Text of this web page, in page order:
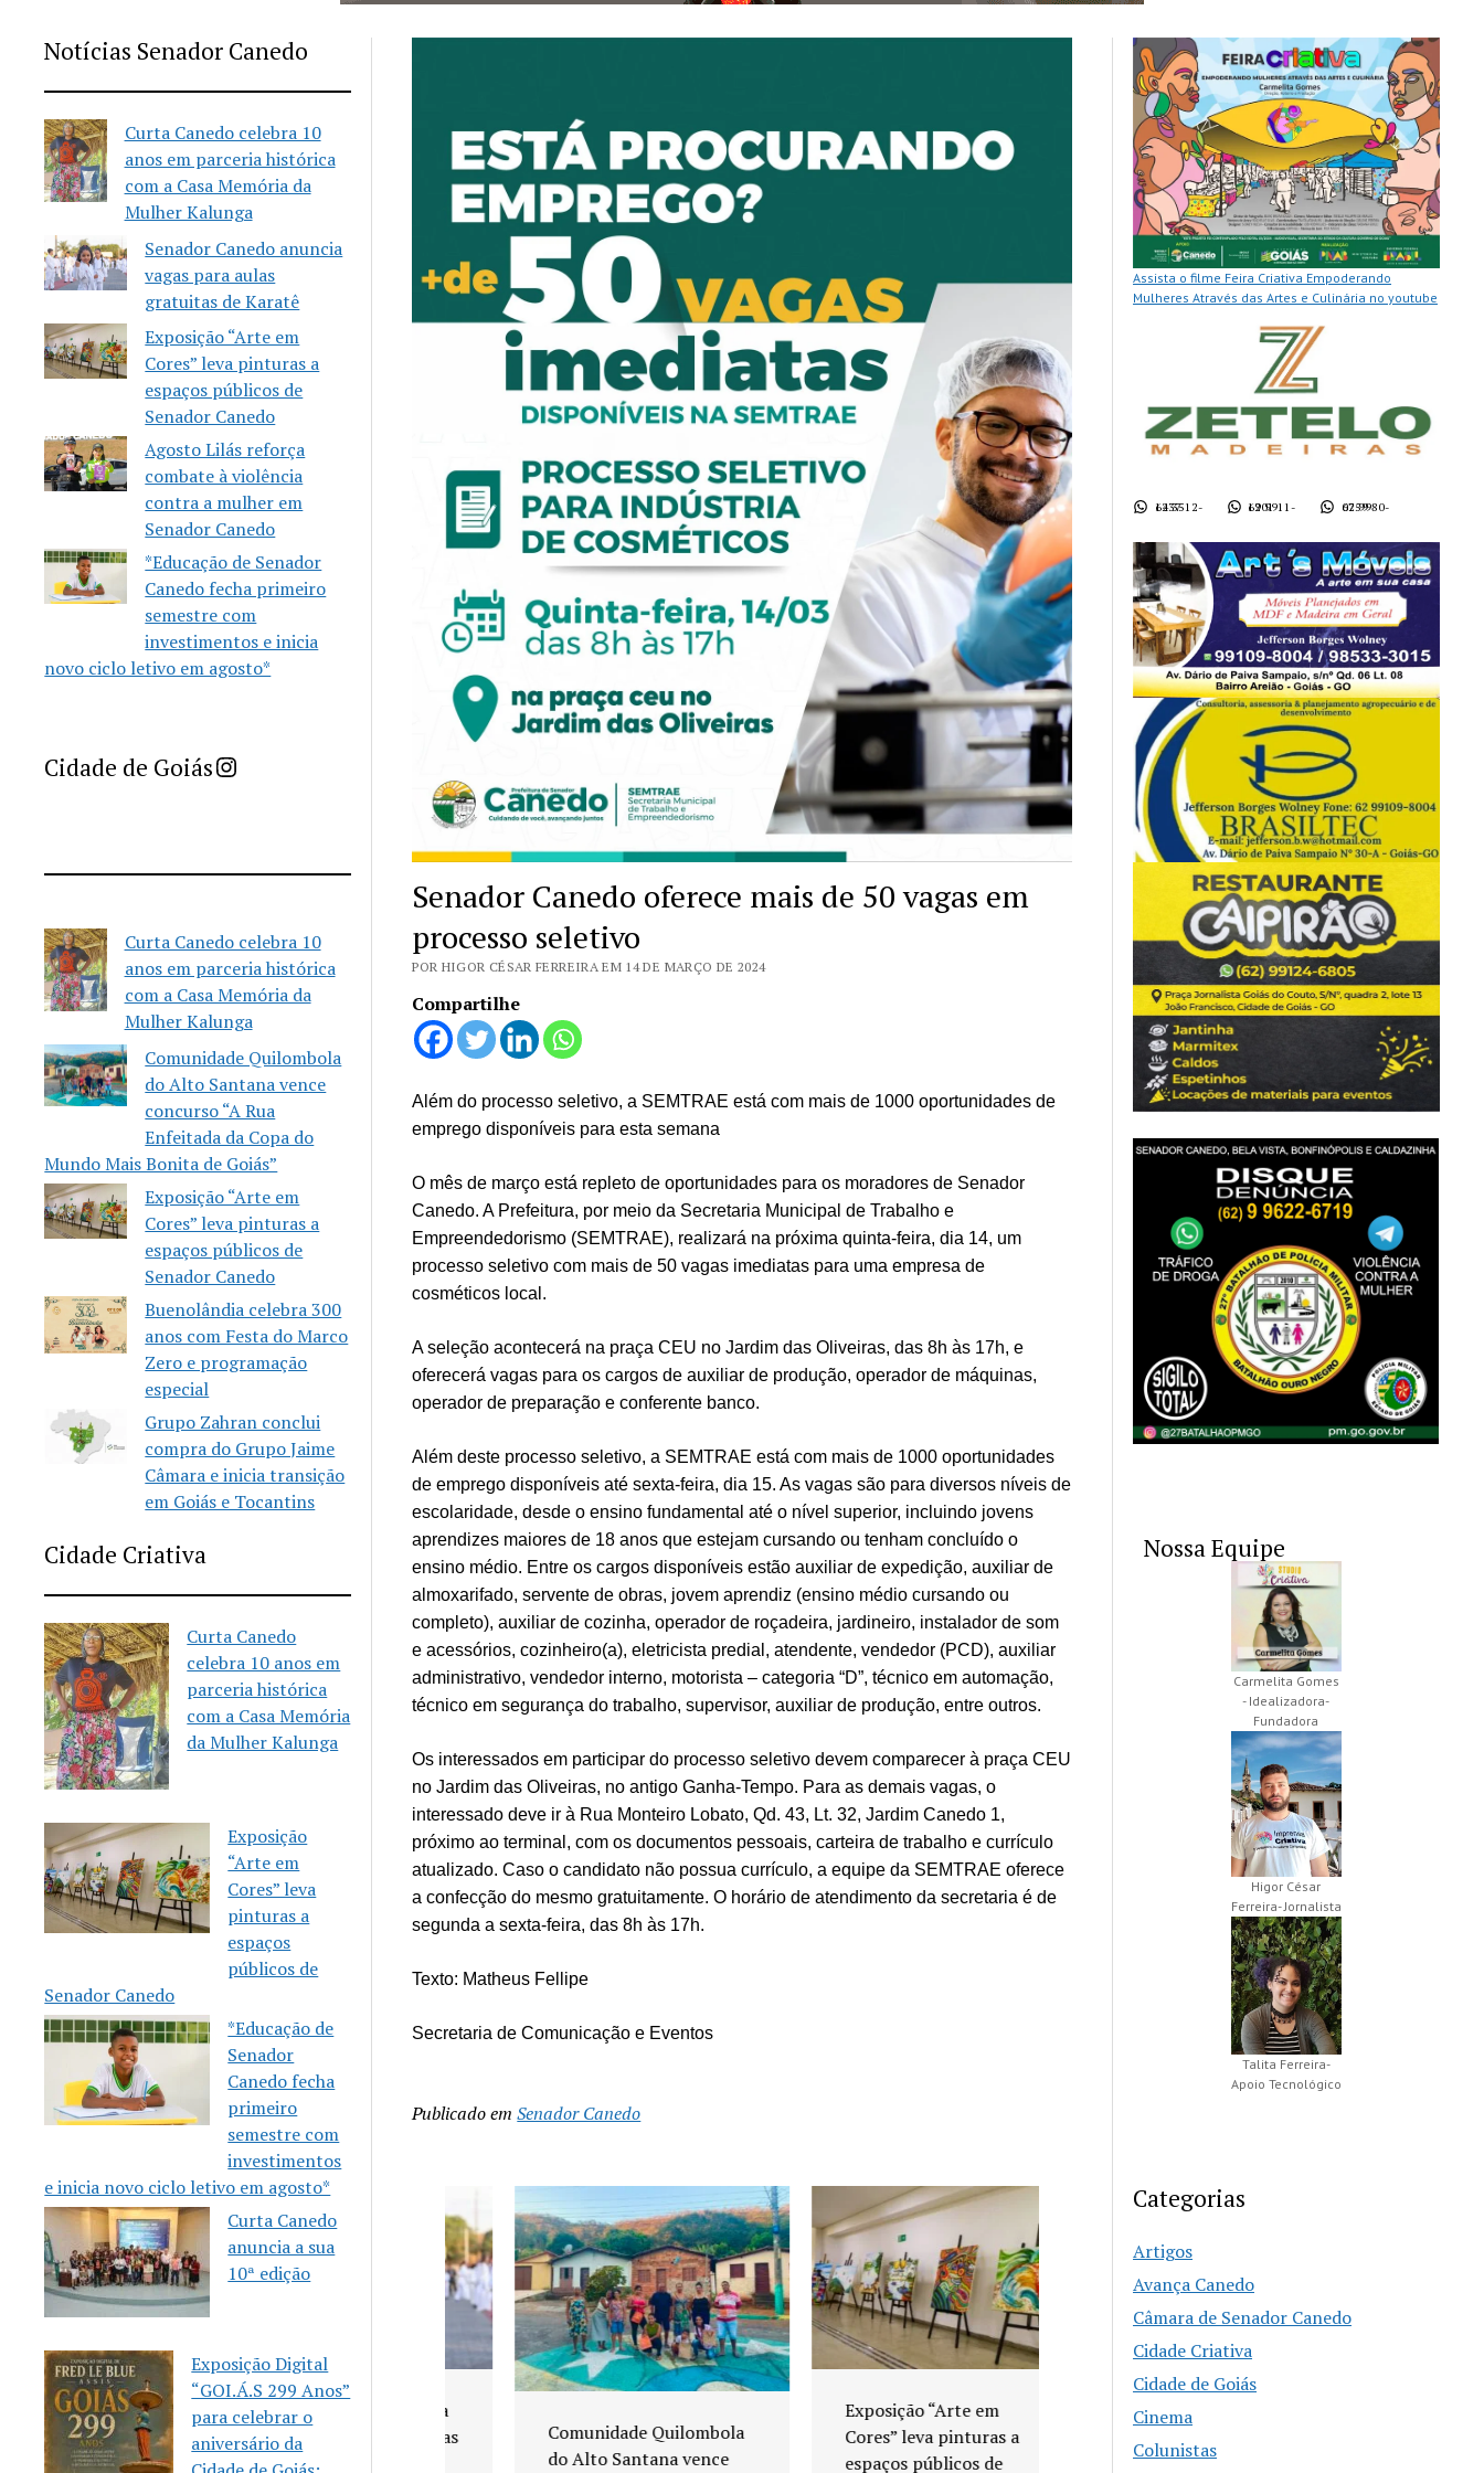
Notícias Senador Canedo
Curta Canedo celebra 10
anos em parceria histórica
com a Casa Memória da
Mulher Kalunga
Senador Canedo anuncia
vagas para aulas
gratuitas de Karatê
Exposição “Arte em
Cores” leva pinturas a
espaços públicos de
Senador Canedo
Agosto Lilás reforça
combate à violência
contra a mulher em
Senador Canedo
*Educação de Senador
Canedo fecha primeiro
semestre com
investimentos e inicia
novo ciclo letivo em agosto*
Cidade de GoiásImprensa Criativa da Cidade de Goiás
Curta Canedo celebra 10
anos em parceria histórica
com a Casa Memória da
Mulher Kalunga
Comunidade Quilombola
do Alto Santana vence
concurso “A Rua
Enfeitada da Copa do
Mundo Mais Bonita de Goiás”
Exposição “Arte em
Cores” leva pinturas a
espaços públicos de
Senador Canedo
Buenolândia celebra 300
anos com Festa do Marco
Zero e programação
especial
Grupo Zahran conclui
compra do Grupo Jaime
Câmara e inicia transição
em Goiás e Tocantins
Cidade Criativa
Curta Canedo
celebra 10 anos em
parceria histórica
com a Casa Memória
da Mulher Kalunga
Exposição
“Arte em
Cores” leva
pinturas a
espaços
públicos de
Senador Canedo
*Educação de
Senador
Canedo fecha
primeiro
semestre com
investimentos
e inicia novo ciclo letivo em agosto*
Curta Canedo
anuncia a sua
10ª edição
Exposição Digital
“GOI.Á.S 299 Anos”
para celebrar o
aniversário da
Senador Canedo oferece mais de 50 vagas em
processo seletivo
POR HIGOR CÉSAR FERREIRA EM 14 DE MARÇO DE 2024
Compartilhe
Além do processo seletivo, a SEMTRAE está com mais de 1000 oportunidades de
emprego disponíveis para esta semana
O mês de março está repleto de oportunidades para os moradores de Senador
Canedo. A Prefeitura, por meio da Secretaria Municipal de Trabalho e
Empreendedorismo (SEMTRAE), realizará na próxima quinta-feira, dia 14, um
processo seletivo com mais de 50 vagas imediatas para uma empresa de
cosméticos local.
A seleção acontecerá na praça CEU no Jardim das Oliveiras, das 8h às 17h, e
oferecerá vagas para os cargos de auxiliar de produção, operador de máquinas,
operador de preparação e conferente banco.
Além deste processo seletivo, a SEMTRAE está com mais de 1000 oportunidades
de emprego disponíveis até sexta-feira, dia 15. As vagas são para diversos níveis de
escolaridade, desde o ensino fundamental até o nível superior, incluindo jovens
aprendizes maiores de 18 anos que estejam cursando ou tenham concluído o
ensino médio. Entre os cargos disponíveis estão auxiliar de expedição, auxiliar de
almoxarifado, servente de obras, jovem aprendiz (ensino médio cursando ou
completo), auxiliar de cozinha, operador de roçadeira, jardineiro, instalador de som
e acessórios, cozinheiro(a), eletricista predial, atendente, vendedor (PCD), auxiliar
administrativo, vendedor interno, motorista – categoria “D”, técnico em automação,
técnico em segurança do trabalho, supervisor, auxiliar de produção, entre outros.
Os interessados em participar do processo seletivo devem comparecer à praça CEU
no Jardim das Oliveiras, no antigo Ganha-Tempo. Para as demais vagas, o
interessado deve ir à Rua Monteiro Lobato, Qd. 43, Lt. 32, Jardim Canedo 1,
próximo ao terminal, com os documentos pessoais, carteira de trabalho e currículo
atualizado. Caso o candidato não possua currículo, a equipe da SEMTRAE oferece
a confecção do mesmo gratuitamente. O horário de atendimento da secretaria é de
segunda a sexta-feira, das 8h às 17h.
Texto: Matheus Fellipe
Secretaria de Comunicação e Eventos
Publicado em Senador Canedo
Senador Canedo anuncia
vagas para aulas gratuitas
de Karatê
Comunidade Quilombola
do Alto Santana vence
Exposição “Arte em
Cores” leva pinturas a
espaços públicos de
Agosto Lilás reforça
contra a mulher em
Assista o filme Feira Criativa Empoderando
Mulheres Através das Artes e Culinária no youtube
62 3512-1437 62 9911-1901 62 9980-0759
Nossa Equipe
Carmelita Gomes
- Idealizadora-
Fundadora
Higor César
Ferreira- Jornalista
Talita Ferreira-
Apoio Tecnológico
Categorias
Artigos
Avança Canedo
Câmara de Senador Canedo
Cidade Criativa
Cidade de Goiás
Cinema
Colunistas